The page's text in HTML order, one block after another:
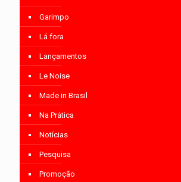
Garimpo
Lá fora
Lançamentos
Le Noise
Made in Brasil
Na Prática
Notícias
Pesquisa
Promoção